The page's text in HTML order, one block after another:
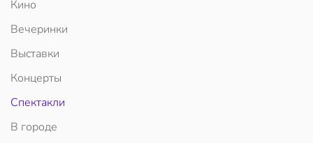
Кино
Вечеринки
Выставки
Концерты
Спектакли
В городе